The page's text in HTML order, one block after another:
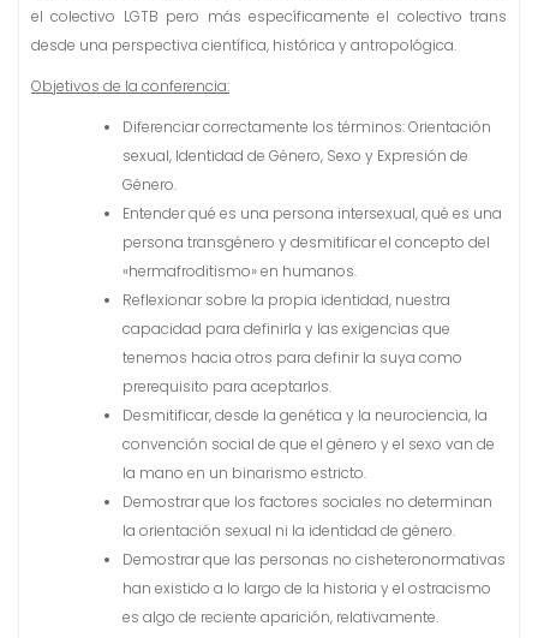
el colectivo LGTB pero más específicamente el colectivo trans
desde una perspectiva científica, histórica y antropológica.
Objetivos de la conferencia:
Diferenciar correctamente los términos: Orientación
sexual, Identidad de Género, Sexo y Expresión de
Género.
Entender qué es una persona intersexual, qué es una
persona transgénero y desmitificar el concepto del
«hermafroditismo» en humanos.
Reflexionar sobre la propia identidad, nuestra
capacidad para definirla y las exigencias que
tenemos hacia otros para definir la suya como
prerequisito para aceptarlos.
Desmitificar, desde la genética y la neurociencia, la
convención social de que el género y el sexo van de
la mano en un binarismo estricto.
Demostrar que los factores sociales no determinan
la orientación sexual ni la identidad de género.
Demostrar que las personas no cisheteronormativas
han existido a lo largo de la historia y el ostracismo
es algo de reciente aparición, relativamente.